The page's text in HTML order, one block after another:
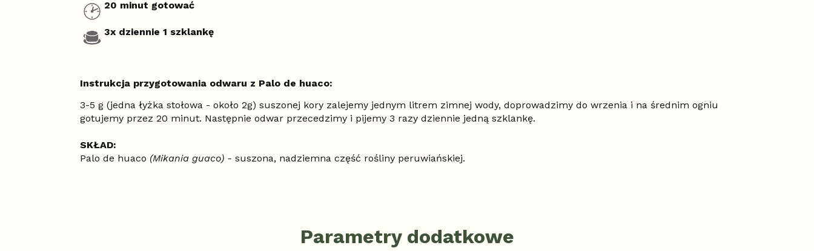
20 minut gotować
3x dziennie 1 szklankę
Instrukcja przygotowania odwaru z Palo de huaco:
3-5 g (jedna łyżka stołowa - około 2g) suszonej kory zalejemy jednym litrem zimnej wody, doprowadzimy do wrzenia i na średnim ogniu
gotujemy przez 20 minut. Następnie odwar przecedzimy i pijemy 3 razy dziennie jedną szklankę.
SKŁAD:
Palo de huaco (Mikania guaco) - suszona, nadziemna część rośliny peruwiańskiej.
Parametry dodatkowe